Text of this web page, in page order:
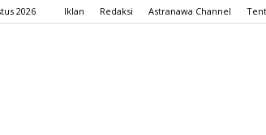
2026 Iklan Redaksi Astranawa Channel